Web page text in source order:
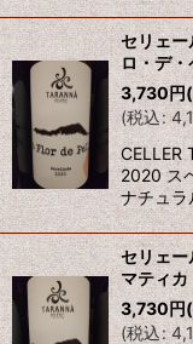
セリェ
ロ・デ
3,730円
(税込:
CELLER
2020 ス
ナチュ
セリェ
マティ
3,730円
(税込: